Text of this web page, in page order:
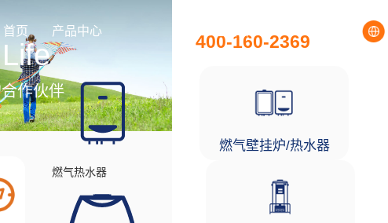
首页 产品中心
燃气热水器
燃气壁挂炉/热水器
400-160-2369
作伙伴